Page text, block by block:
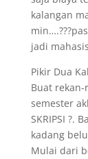
kalangan
jadi
Pikir Dua
Buat
semester
SKRIPSI ?.
kadang
Mulai dari